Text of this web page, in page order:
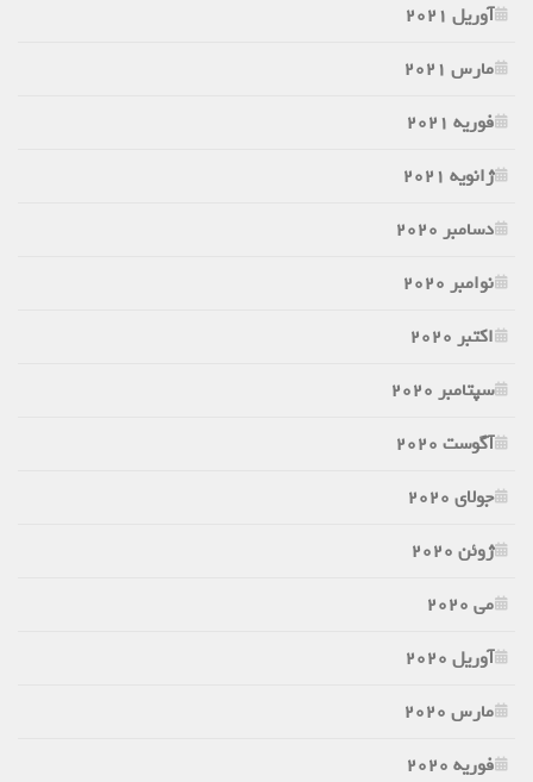
آوریل 2021
مارس 2021
فوریه 2021
ژانویه 2021
دسامبر 2020
نوامبر 2020
اکتبر 2020
سپتامبر 2020
آگوست 2020
جولای 2020
ژوئن 2020
می 2020
آوریل 2020
مارس 2020
فوریه 2020